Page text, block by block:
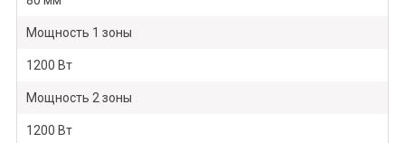
Мощность 1 зоны
1200 Вт
Мощность 2 зоны
1200 Вт